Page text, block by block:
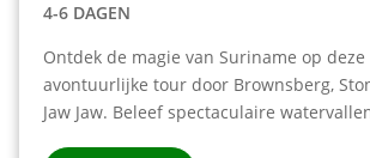
4-6 DAGEN
Ontdek de magie van Suriname op deze
avontuurlijke tour door Brownsberg,
Jaw Jaw. Beleef spectaculaire